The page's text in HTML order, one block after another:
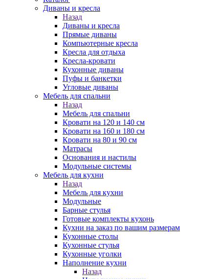
Диваны и кресла
Назад
Диваны и кресла
Прямые диваны
Компьютерные кресла
Кресла для отдыха
Кресла-кровати
Кухонные диваны
Пуфы и банкетки
Угловые диваны
Мебель для спальни
Назад
Мебель для спальни
Кровати на 120 и 140 см
Кровати на 160 и 180 см
Кровати на 80 и 90 см
Матрасы
Основания и настилы
Модульные системы
Мебель для кухни
Назад
Мебель для кухни
Модульные
Барные стулья
Готовые комплекты кухонь
Кухни на заказ по вашим размерам
Кухонные столы
Кухонные стулья
Кухонные уголки
Наполнение кухни
Назад